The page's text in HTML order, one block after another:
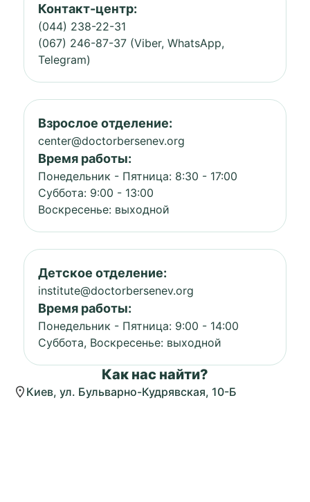
Контакт-центр:
(044) 238-22-31
(067) 246-87-37 (Viber, WhatsApp,
Telegram)
Взрослое отделение:
center@doctorbersenev.org
Время работы:
Понедельник - Пятница: 8:30 - 17:00
Суббота: 9:00 - 13:00
Воскресенье: выходной
Детское отделение:
institute@doctorbersenev.org
Время работы:
Понедельник - Пятница: 9:00 - 14:00
Суббота, Воскресенье: выходной
Как нас найти?
Киев, ул. Бульварно-Кудрявская, 10-Б